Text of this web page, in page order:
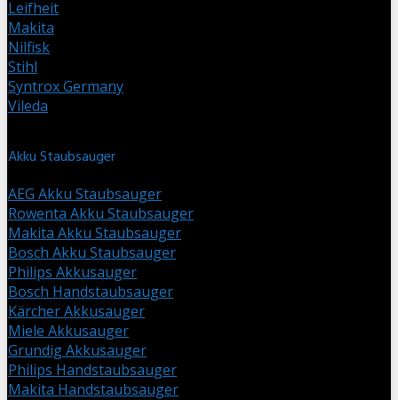
Leifheit
Makita
Nilfisk
Stihl
Syntrox Germany
Vileda
Akku Staubsauger
AEG Akku Staubsauger
Rowenta Akku Staubsauger
Makita Akku Staubsauger
Bosch Akku Staubsauger
Philips Akkusauger
Bosch Handstaubsauger
Kärcher Akkusauger
Miele Akkusauger
Grundig Akkusauger
Philips Handstaubsauger
Makita Handstaubsauger